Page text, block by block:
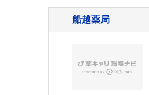
船越薬局